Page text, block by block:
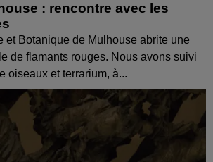
: rencontre avec les
et Botanique de Mulhouse abrite une
de flamants rouges. Nous avons suivi
oiseaux et terrarium, à...